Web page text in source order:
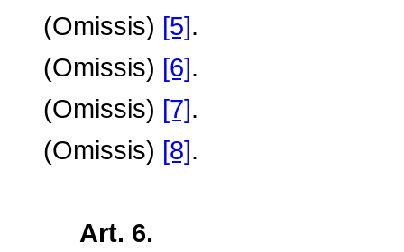
(Omissis) [5].
(Omissis) [6].
(Omissis) [7].
(Omissis) [8].
Art. 6.